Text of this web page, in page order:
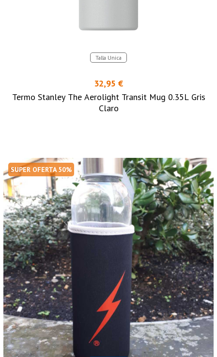
Talla Unica
32,95 €
Termo Stanley The Aerolight Transit Mug 0.35L Gris
Claro
SUPER OFERTA 50%